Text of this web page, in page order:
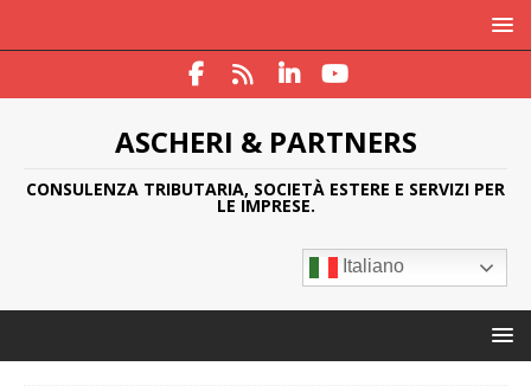
ASCHERI & PARTNERS
CONSULENZA TRIBUTARIA, SOCIETÀ ESTERE E SERVIZI PER
LE IMPRESE.
Italiano